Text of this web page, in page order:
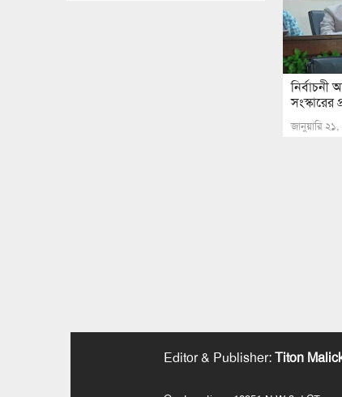
নির্বাচনী
জানুয়ারি
Editor & Publisher:Titon